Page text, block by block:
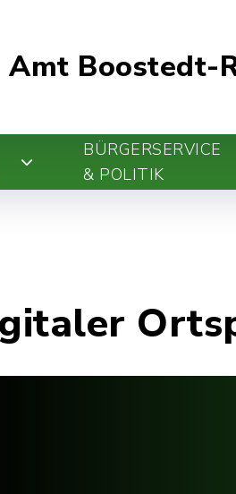
Amt Boostedt-
BÜRGERSERVICE
& POLITIK